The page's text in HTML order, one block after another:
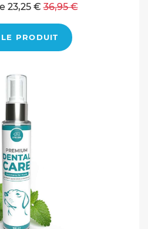
23,25 €36,95 €
PRODUIT